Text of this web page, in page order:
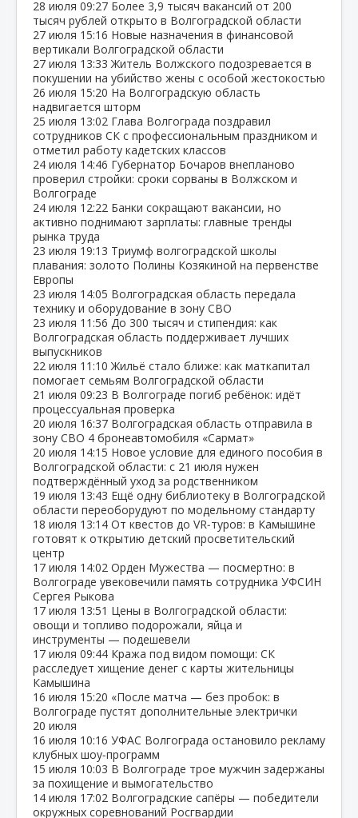
28 июля 09:27 Более 3,9 тысяч вакансий от 200
тысяч рублей открыто в Волгоградской области
27 июля 15:16 Новые назначения в финансовой
вертикали Волгоградской области
27 июля 13:33 Житель Волжского подозревается в
покушении на убийство жены с особой жестокостью
26 июля 15:20 На Волгоградскую область
надвигается шторм
25 июля 13:02 Глава Волгограда поздравил
сотрудников СК с профессиональным праздником и
отметил работу кадетских классов
24 июля 14:46 Губернатор Бочаров внепланово
проверил стройки: сроки сорваны в Волжском и
Волгограде
24 июля 12:22 Банки сокращают вакансии, но
активно поднимают зарплаты: главные тренды
рынка труда
23 июля 19:13 Триумф волгоградской школы
плавания: золото Полины Козякиной на первенстве
Европы
23 июля 14:05 Волгоградская область передала
технику и оборудование в зону СВО
23 июля 11:56 До 300 тысяч и стипендия: как
Волгоградская область поддерживает лучших
выпускников
22 июля 11:10 Жильё стало ближе: как маткапитал
помогает семьям Волгоградской области
21 июля 09:23 В Волгограде погиб ребёнок: идёт
процессуальная проверка
20 июля 16:37 Волгоградская область отправила в
зону СВО 4 бронеавтомобиля «Сармат»
20 июля 14:15 Новое условие для единого пособия в
Волгоградской области: с 21 июля нужен
подтверждённый уход за родственником
19 июля 13:43 Ещё одну библиотеку в Волгоградской
области переоборудуют по модельному стандарту
18 июля 13:14 От квестов до VR‑туров: в Камышине
готовят к открытию детский просветительский
центр
17 июля 14:02 Орден Мужества — посмертно: в
Волгограде увековечили память сотрудника УФСИН
Сергея Рыкова
17 июля 13:51 Цены в Волгоградской области:
овощи и топливо подорожали, яйца и
инструменты — подешевели
17 июля 09:44 Кража под видом помощи: СК
расследует хищение денег с карты жительницы
Камышина
16 июля 15:20 «После матча — без пробок: в
Волгограде пустят дополнительные электрички
20 июля
16 июля 10:16 УФАС Волгограда остановило рекламу
клубных шоу‑программ
15 июля 10:03 В Волгограде трое мужчин задержаны
за похищение и вымогательство
14 июля 17:02 Волгоградские сапёры — победители
окружных соревнований Росгвардии